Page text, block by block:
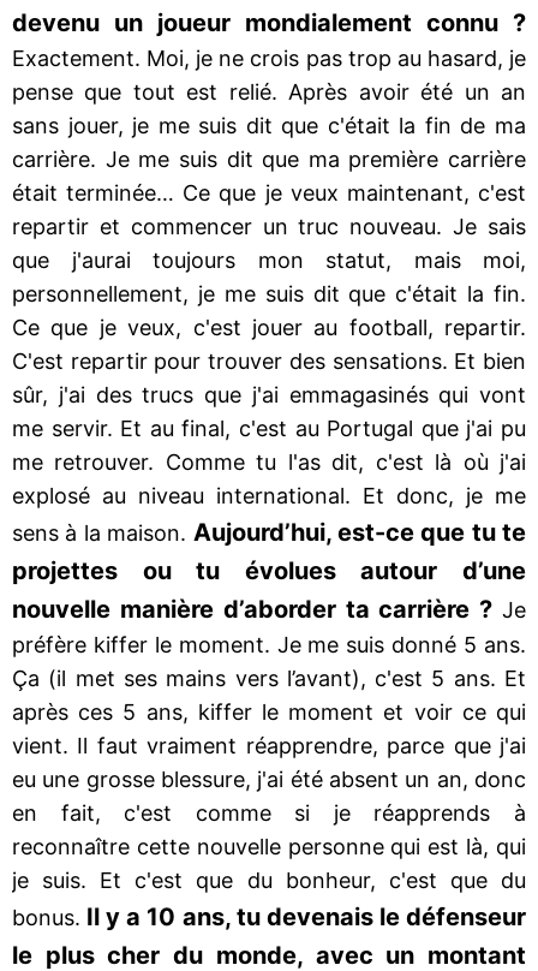
devenu un joueur mondialement connu ?
Exactement. Moi, je ne crois pas trop au hasard, je
pense que tout est relié. Après avoir été un an
sans jouer, je me suis dit que c'était la fin de ma
carrière. Je me suis dit que ma première carrière
était terminée… Ce que je veux maintenant, c'est
repartir et commencer un truc nouveau. Je sais
que j'aurai toujours mon statut, mais moi,
personnellement, je me suis dit que c'était la fin.
Ce que je veux, c'est jouer au football, repartir.
C'est repartir pour trouver des sensations. Et bien
sûr, j'ai des trucs que j'ai emmagasinés qui vont
me servir. Et au final, c'est au Portugal que j'ai pu
me retrouver. Comme tu l'as dit, c'est là où j'ai
explosé au niveau international. Et donc, je me
sens à la maison. Aujourd’hui, est-ce que tu te
projettes ou tu évolues autour d’une
nouvelle manière d’aborder ta carrière ? Je
préfère kiffer le moment. Je me suis donné 5 ans.
Ça (il met ses mains vers l’avant), c'est 5 ans. Et
après ces 5 ans, kiffer le moment et voir ce qui
vient. Il faut vraiment réapprendre, parce que j'ai
eu une grosse blessure, j'ai été absent un an, donc
en fait, c'est comme si je réapprends à
reconnaître cette nouvelle personne qui est là, qui
je suis. Et c'est que du bonheur, c'est que du
bonus. Il y a 10 ans, tu devenais le défenseur
le plus cher du monde, avec un montant